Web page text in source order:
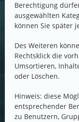
Berechtigung
ausgewählten
können Sie später
Des Weiteren
Rechtsklick die
Umsortieren,
oder Löschen.
Hinweis: diese
entsprechender
zu Benutzern,